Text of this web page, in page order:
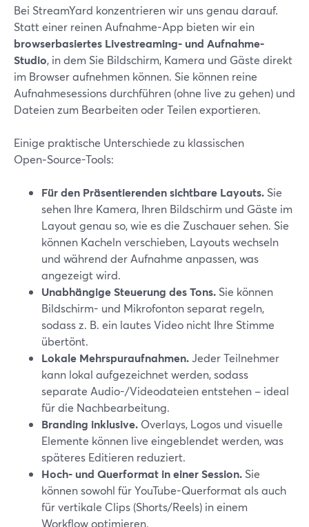
Bei StreamYard konzentrieren wir uns genau darauf.
Statt einer reinen Aufnahme-App bieten wir ein
browserbasiertes Livestreaming- und Aufnahme-
Studio, in dem Sie Bildschirm, Kamera und Gäste direkt
im Browser aufnehmen können. Sie können reine
Aufnahmesessions durchführen (ohne live zu gehen) und
Dateien zum Bearbeiten oder Teilen exportieren.
Einige praktische Unterschiede zu klassischen
Open‑Source-Tools:
Für den Präsentierenden sichtbare Layouts. Sie
sehen Ihre Kamera, Ihren Bildschirm und Gäste im
Layout genau so, wie es die Zuschauer sehen. Sie
können Kacheln verschieben, Layouts wechseln
und während der Aufnahme anpassen, was
angezeigt wird.
Unabhängige Steuerung des Tons. Sie können
Bildschirm- und Mikrofonton separat regeln,
sodass z. B. ein lautes Video nicht Ihre Stimme
übertönt.
Lokale Mehrspuraufnahmen.Jeder Teilnehmer
kann lokal aufgezeichnet werden, sodass
separate Audio-/Videodateien entstehen – ideal
für die Nachbearbeitung.
Branding inklusive. Overlays, Logos und visuelle
Elemente können live eingeblendet werden, was
späteres Editieren reduziert.
Hoch- und Querformat in einer Session. Sie
können sowohl für YouTube-Querformat als auch
für vertikale Clips (Shorts/Reels) in einem
Workflow optimieren.